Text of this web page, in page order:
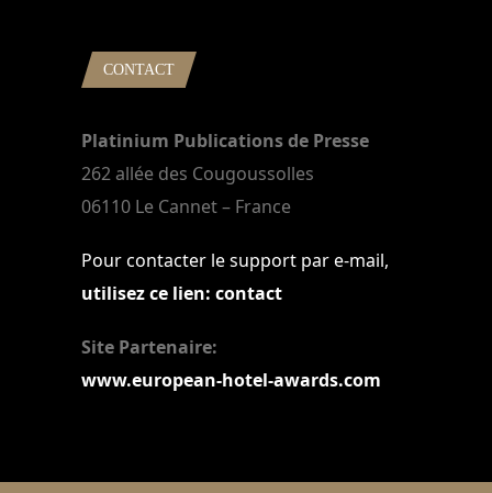
CONTACT
Platinium Publications de Presse
262 allée des Cougoussolles
06110 Le Cannet – France
Pour contacter le support par e-mail,
utilisez ce lien: contact
Site Partenaire:
www.european-hotel-awards.com